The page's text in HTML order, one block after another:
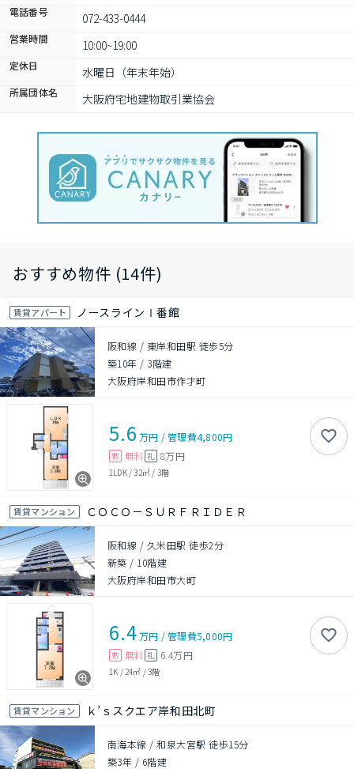
電話番号 072-433-0444
営業時間 10:00~19:00
定休日 水曜日（年末年始）
所属団体名 大阪府宅地建物取引業協会
おすすめ物件 (14件)
賃貸アパート ノースラインⅠ番館
阪和線 / 東岸和田駅 徒歩5分
築10年 / 3階建
大阪府岸和田市作才町
5.6 万円 /管理費4,800円
敷 無料 礼 8万円
1LDK/32㎡ / 3階
賃貸マンション ＣＯＣＯ－ＳＵＲＦＲＩＤＥＲ
阪和線 / 久米田駅 徒歩2分
新築 / 10階建
大阪府岸和田市大町
6.4万円 /管理費5,000円
敷 無料 礼 6.4万円
1K / 24㎡ /3階
賃貸マンション ｋ’ｓスクエア岸和田北町
南海本線 / 和泉大宮駅 徒歩15分
築3年 / 6階建